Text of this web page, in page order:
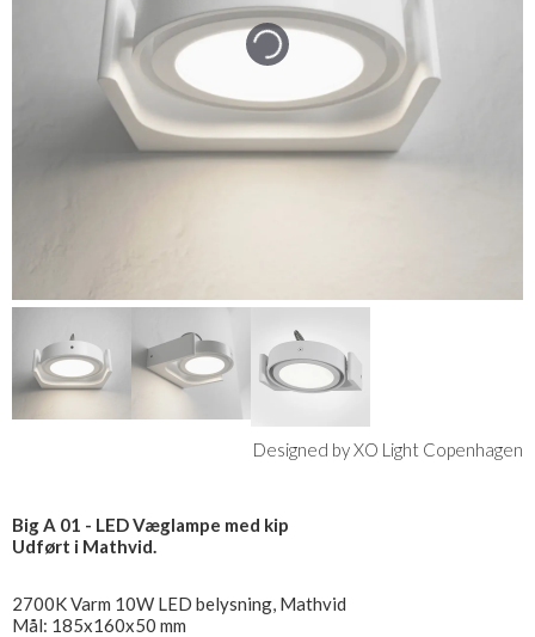
Designed by XO Light Copenhagen
Big A 01 - LED Væglampe med kip
Udført i Mathvid.
2700K Varm 10W LED belysning, Mathvid
Mål: 185x160x50 mm